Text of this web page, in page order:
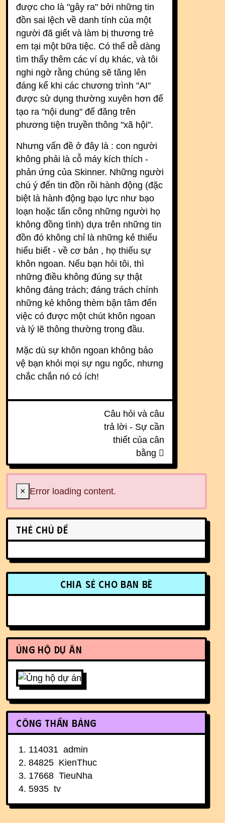
được cho là "gây ra" bởi những tin
đồn sai lệch về danh tính của một
người đã giết và làm bị thương trẻ
em tại một bữa tiệc. Có thể dễ dàng
tìm thấy thêm các ví dụ khác, và tôi
nghi ngờ rằng chúng sẽ tăng lên
đáng kể khi các chương trình "AI"
được sử dụng thường xuyên hơn để
tạo ra "nội dung" để đăng trên
phương tiện truyền thông "xã hội".
Nhưng vấn đề ở đây là : con người
không phải là cỗ máy kích thích -
phản ứng của Skinner. Những người
chú ý đến tin đồn rồi hành động (đặc
biệt là hành động bạo lực như bạo
loạn hoặc tấn công những người họ
không đồng tình) dựa trên những tin
đồn đó không chỉ là những kẻ thiếu
hiểu biết - về cơ bản , họ thiếu sự
khôn ngoan. Nếu bạn hỏi tôi, thì
những điều không đúng sự thật
không đáng trách; đáng trách chính
những kẻ không thèm bận tâm đến
việc có được một chút khôn ngoan
và lý lẽ thông thường trong đầu.
Mặc dù sự khôn ngoan không bảo
vệ bạn khỏi mọi sự ngu ngốc, nhưng
chắc chắn nó có ích!
Câu hỏi và câu
trả lời - Sự cần
thiết của cân
bằng
× Error loading content.
Related content
Thẻ chủ đề
More content and functionality
Chia sẻ cho bạn bè
Ủng hộ dự án
Công thần bảng
114031 admin
84825 KienThuc
17668 TieuNha
5935 tv